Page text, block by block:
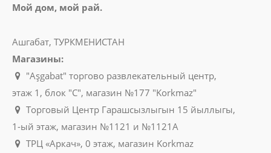
Мой дом, мой рай.
Ашгабат, ТУРКМЕНИСТАН
Магазины:
"Aşgabat" торгово развлекательный центр,
этаж 1, блок "C", магазин №177 "Korkmaz"
Торговый Центр Гарашсызлыгын 15 йыллыгы,
1-ый этаж, магазин №1121 и №1121A
ТРЦ «Аркач», 0 этаж, магазин Korkmaz